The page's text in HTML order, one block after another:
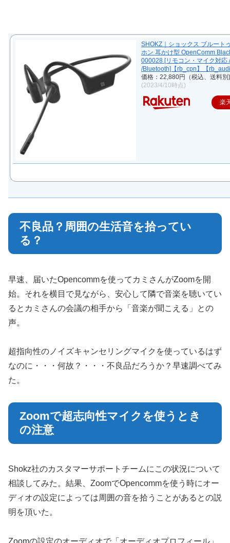
SHOKZ｜ショックス ブルート
ホン 耳かけ型 OpenComm
000028 [リモコン・マイク対応
/Bluetooth]【rb_cpn】【
価格：22,880円（税込、送料別)
(2023/4/10時点)
楽
不良品？周囲の生活音を拾ってい
る？
早速、届いたOpencommを使ってカミさんがZoomを開
始。それを横目で見ながら、安心して隣で音楽を聴いてい
るとカミさんの会議の相手から「音楽が聞こえる」との
声。
超指向性のノイズキャンセリングマイクを使っているはず
なのに・・・何故？・・・不良品だろうか？早速調べてみ
た。
Zoomで超志向性マイクを使うとき
の注意
Shokz社のカスタマーサポートチームにこの状況について
相談してみた。結果、ZoomでOpencommを使う時にオー
ディオの設定によっては周囲の音を拾うことがあるとの説
明を頂いた。
Zoomの設定のオーディオで「オーディオプロフィール」